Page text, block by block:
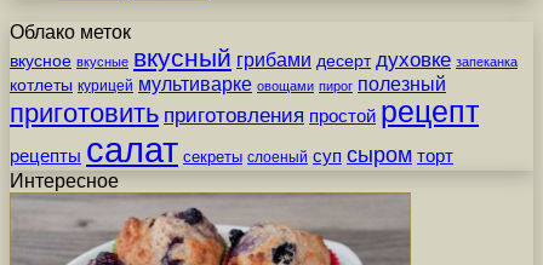
Облако меток
вкусное вкусные вкусный грибами десерт духовке запеканка
котлеты курицей мультиварке овощами пирог полезный
приготовить приготовления простой рецепт
рецепты салат секреты слоеный суп сыром торт
Интересное